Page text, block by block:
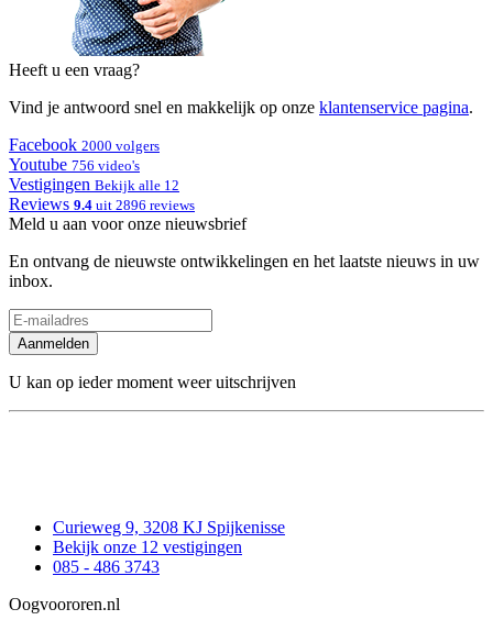
Heeft u een vraag?
Vind je antwoord snel en makkelijk op onze klantenservice pagina.
Facebook 2000 volgers
Youtube 756 video's
Vestigingen Bekijk alle 12
Reviews 9.4 uit 2896 reviews
Meld u aan voor onze nieuwsbrief
En ontvang de nieuwste ontwikkelingen en het laatste nieuws in uw
inbox.
Aanmelden
U kan op ieder moment weer uitschrijven
Curieweg 9, 3208 KJ Spijkenisse
Bekijk onze 12 vestigingen
085 - 486 3743
Oogvoororen.nl